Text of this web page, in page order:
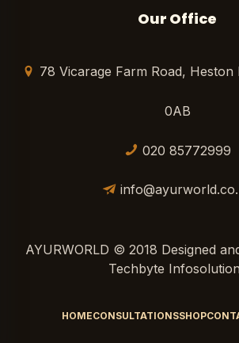
Our Office
78 Vicarage Farm Road, Heston
0AB
020 85772999
AYURWORLD © 2018 Designed
Techbyte
HOMECONSULTATIONSSHOP